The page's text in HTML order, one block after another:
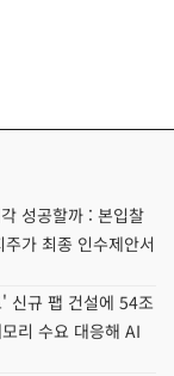
성공할까 : 본입찰
가 최종 인수제안서
신규 팹 건설에 54조
리 수요 대응해 AI